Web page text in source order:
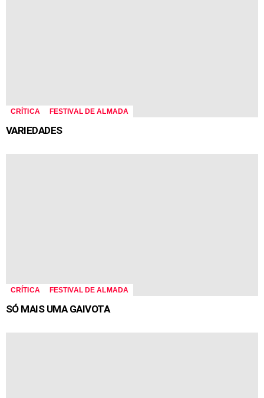
CRÍTICA FESTIVAL DE ALMADA
VARIEDADES
CRÍTICA FESTIVAL DE ALMADA
SÓ MAIS UMA GAIVOTA